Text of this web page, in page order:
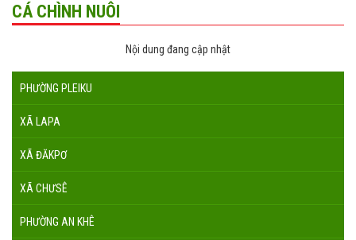
CÁ CHÌNH NUÔI
Nội dung đang cập nhật
PHƯỜNG PLEIKU
XÃ LAPA
XÃ ĐĂKPƠ
XÃ CHƯSÊ
PHƯỜNG AN KHÊ